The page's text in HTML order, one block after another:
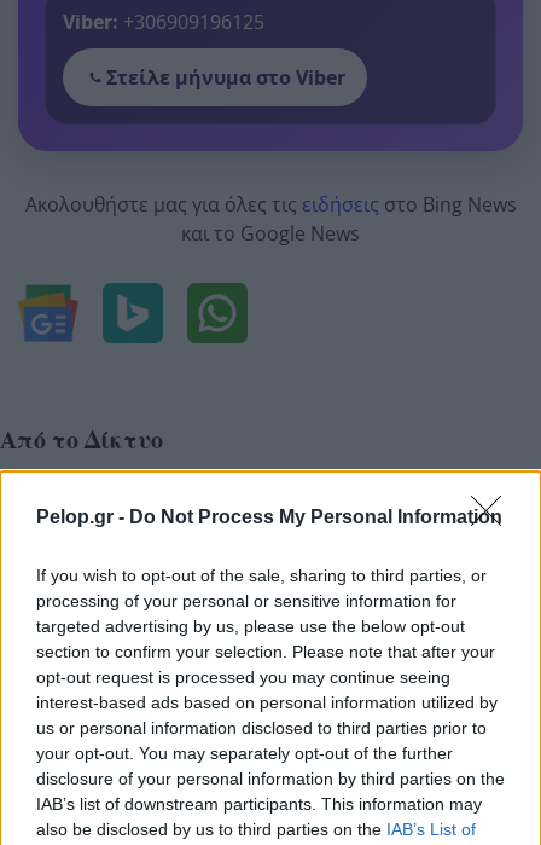
Pelop.gr - Do Not Process My Personal Information
If you wish to opt-out of the sale, sharing to third parties, or
processing of your personal or sensitive information for
targeted advertising by us, please use the below opt-out
section to confirm your selection. Please note that after your
opt-out request is processed you may continue seeing
interest-based ads based on personal information utilized by
us or personal information disclosed to third parties prior to
your opt-out. You may separately opt-out of the further
disclosure of your personal information by third parties on the
IAB’s list of downstream participants. This information may
also be disclosed by us to third parties on the IAB’s List of
Viber: +306909196125
Στείλε μήνυμα στο Viber
Ακολουθήστε μας για όλες τις ειδήσεις στο Bing News
και το Google News
Από το Δίκτυο